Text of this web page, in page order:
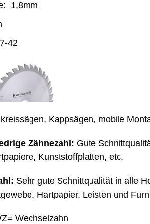
1,8mm
42
Kappsägen, mobile
Zähnezahl: Gute
Kunststoffplatten, etc.
Sehr gute Schnittqualität in alle
Hartpapier, Leisten und
Wechselzahn